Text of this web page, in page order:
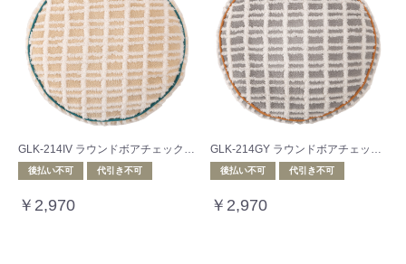
後払い不可 代引き不可
￥2,970
後払い不可 代引き不可
￥2,970